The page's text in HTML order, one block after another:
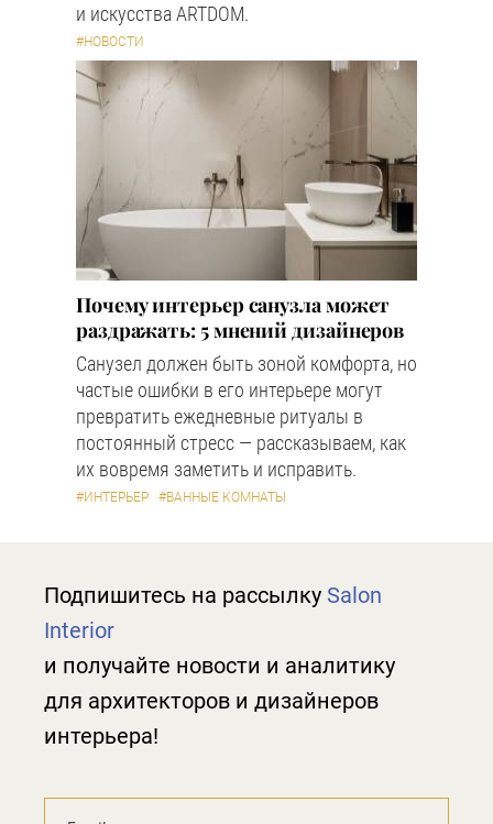
и искусства ARTDOM.
#НОВОСТИ
Почему интерьер санузла может
раздражать: 5 мнений дизайнеров
Санузел должен быть зоной комфорта, но
частые ошибки в его интерьере могут
превратить ежедневные ритуалы в
постоянный стресс — рассказываем, как
их вовремя заметить и исправить.
#ИНТЕРЬЕР #ВАННЫЕ КОМНАТЫ
Подпишитесь на рассылку Salon
Interior
и получайте новости и аналитику
для архитекторов и дизайнеров
интерьера!